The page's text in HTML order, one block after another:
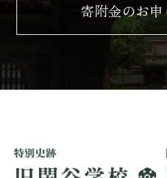
寄附金のお申